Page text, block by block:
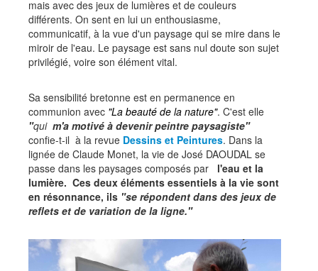
mais avec des jeux de lumières et de couleurs
différents. On sent en lui un enthousiasme,
communicatif, à la vue d'un paysage qui se mire dans le
miroir de l'eau. Le paysage est sans nul doute son sujet
privilégié, voire son élément vital.
Sa sensibilité bretonne est en permanence en
communion avec "La beauté de la nature". C'est elle
"qui m'a motivé à devenir peintre paysagiste"
confie-t-il à la revue Dessins et Peintures. Dans la
lignée de Claude Monet, la vie de José DAOUDAL se
passe dans les paysages composés par l'eau et la
lumière. Ces deux éléments essentiels à la vie sont
en résonnance, ils "se répondent dans des jeux de
reflets et de variation de la ligne."